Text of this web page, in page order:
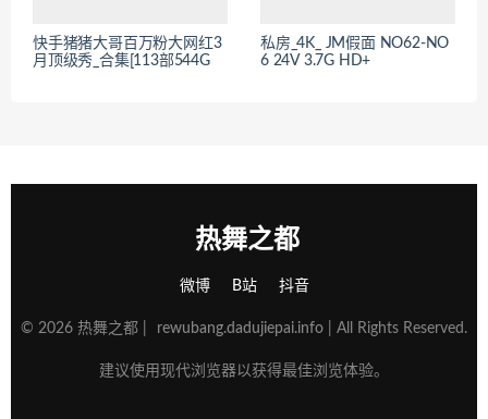
快手猪猪大哥百万粉大网红3
月顶级秀_合集[113部544G
私房_4K_ JM假面 NO62-NO
6 24V 3.7G HD+
热舞之都
微博 B站 抖音
© 2026 热舞之都 | rewubang.dadujiepai.info | All Rights Reserved.
建议使用现代浏览器以获得最佳浏览体验。